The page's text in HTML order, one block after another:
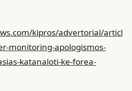
kipros/advertorial/articl
monitoring-apologismos-
katanaloti-ke-forea-